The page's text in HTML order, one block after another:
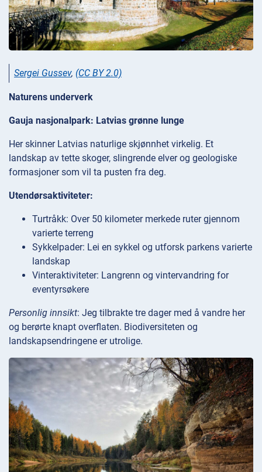
Sergei Gussev, (CC BY 2.0)
Naturens underverk
Gauja nasjonalpark: Latvias grønne lunge
Her skinner Latvias naturlige skjønnhet virkelig. Et
landskap av tette skoger, slingrende elver og geologiske
formasjoner som vil ta pusten fra deg.
Utendørsaktiviteter:
Turtråkk: Over 50 kilometer merkede ruter gjennom
varierte terreng
Sykkelpader: Lei en sykkel og utforsk parkens varierte
landskap
Vinteraktiviteter: Langrenn og vintervandring for
eventyrsøkere
Personlig innsikt: Jeg tilbrakte tre dager med å vandre her
og berørte knapt overflaten. Biodiversiteten og
landskapsendringene er utrolige.